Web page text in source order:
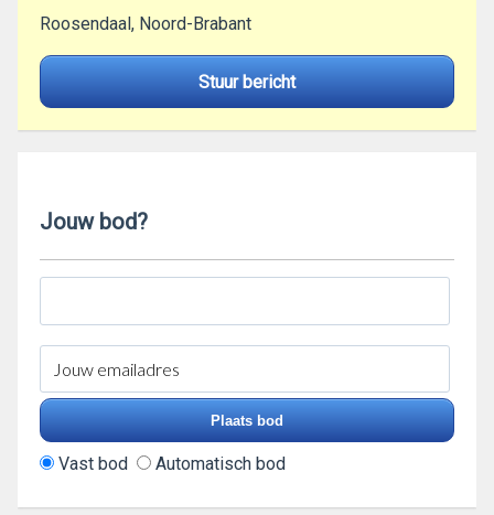
Roosendaal, Noord-Brabant
Stuur bericht
Jouw bod?
Vast bod Automatisch bod